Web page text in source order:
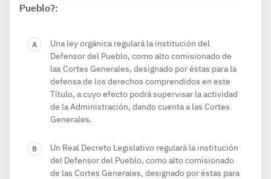
Pueblo?:
Una ley orgánica regulará la institución del
Defensor del Pueblo, como alto comisionado de
las Cortes Generales, designado por éstas para la
defensa de los derechos comprendidos en este
Título, a cuyo efecto podrá supervisar la actividad
de la Administración, dando cuenta a las Cortes
Generales.
Un Real Decreto Legislativo regulará la institución
del Defensor del Pueblo, como alto comisionado
de las Cortes Generales, designado por éstas para